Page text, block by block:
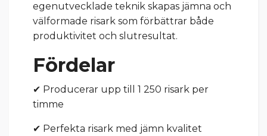
egenutvecklade teknik skapas jämna och
välformade risark som förbättrar både
produktivitet och slutresultat.
Fördelar
✔ Producerar upp till 1 250 risark per
timme
✔ Perfekta risark med jämn kvalitet